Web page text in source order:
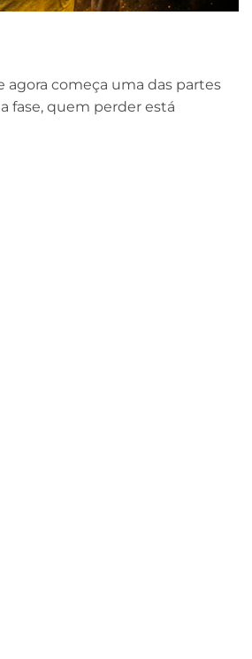
agora começa uma das partes
fase, quem perder está